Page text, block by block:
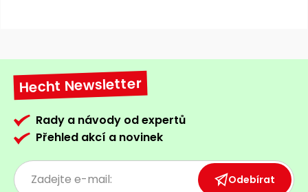
frézy
Sněhová
škrabky
na led
Příslušenství
Hecht Newsletter
Rady a návody od expertů
Přehled akcí a novinek
Odebírat